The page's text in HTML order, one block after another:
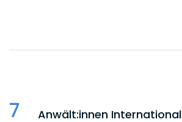
7 Anwält:innen International